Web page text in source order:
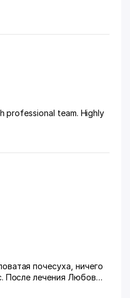
professional team. Highly
почесуха, ничего
После лечения Любов
ушло, сейчас